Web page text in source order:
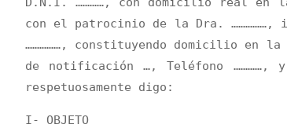
inhabitabilidad
con el patrocinio de la Dra. ……………,
……………, constituyendo domicilio en la
de notificación …, Teléfono …………,
respetuosamente digo:
I- OBJETO